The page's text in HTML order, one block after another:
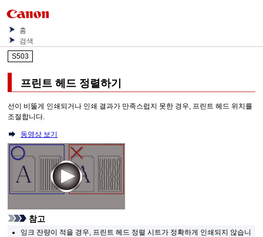
홈
검색
S503
프린트 헤드 정렬하기
선이 비뚤게 인쇄되거나 인쇄 결과가 만족스럽지 못한 경우, 프린트 헤드 위치를
조절합니다.
동영상 보기
참고
잉크 잔량이 적을 경우, 프린트 헤드 정렬 시트가 정확하게 인쇄되지 않습니